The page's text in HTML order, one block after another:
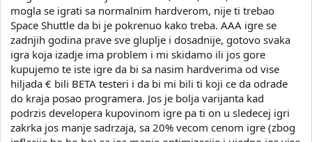
mogla se igrati sa normalnim hardverom, nije ti trebao
Space Shuttle da bi je pokrenuo kako treba. AAA igre se
zadnjih godina prave sve gluplje i dosadnije, gotovo svaka
igra koja izadje ima problem i mi skidamo ili jos gore
kupujemo te iste igre da bi sa nasim hardverima od vise
hiljada € bili BETA testeri i da bi mi bili ti koji ce da odrade
do kraja posao programera. Jos je bolja varijanta kad
podrzis developera kupovinom igre pa ti on u sledecej igri
zakrka jos manje sadrzaja, sa 20% vecom cenom igre (zbog